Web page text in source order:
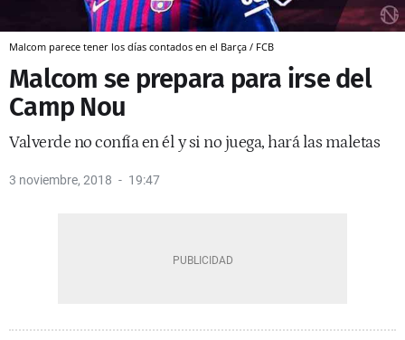
Malcom parece tener los días contados en el Barça / FCB
Malcom se prepara para irse del
Camp Nou
Valverde no confía en él y si no juega, hará las maletas
3 noviembre, 2018 19:47